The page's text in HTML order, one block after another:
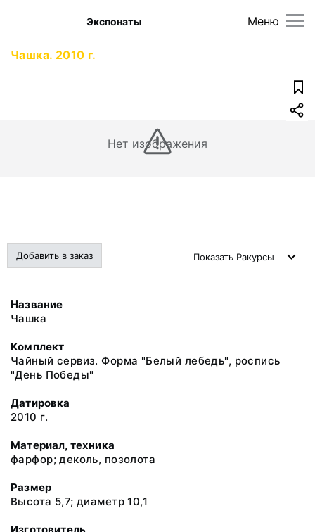
Меню
Экспонаты
Чашка. 2010 г.
Нет изображения
Добавить в заказ Показать Ракурсы
Название
Чашка
Комплект
Чайный сервиз. Форма "Белый лебедь", роспись
"День Победы"
Датировка
2010 г.
Материал, техника
фарфор; деколь, позолота
Размер
Высота 5,7; диаметр 10,1